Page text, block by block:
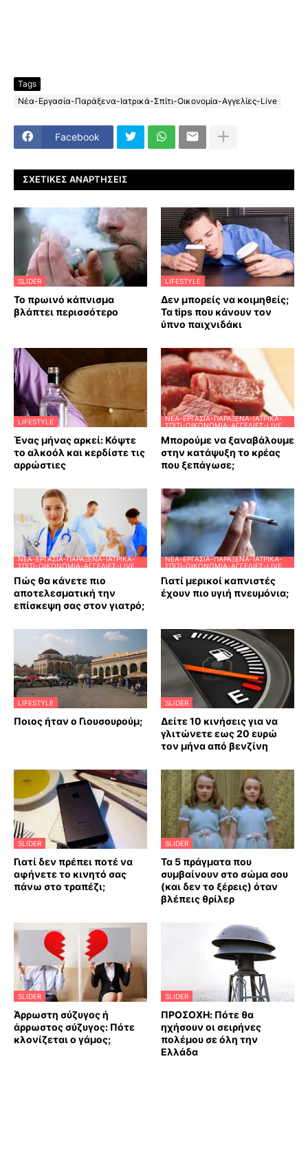
Tags
Νέα-Εργασία-Παράξενα-Ιατρικά-Σπίτι-Οικονομία-Αγγελίες-Live
Facebook
ΣΧΕΤΙΚΈΣ ΑΝΑΡΤΉΣΕΙΣ
SLIDER
Το πρωινό κάπνισμα
βλάπτει περισσότερο
LIFESTYLE
Δεν μπορείς να κοιμηθείς;
Τα tips που κάνουν τον
ύπνο παιχνιδάκι
LIFESTYLE
Ένας μήνας αρκεί: Κόψτε
το αλκοόλ και κερδίστε τις
αρρώστιες
ΝΈΑ-ΕΡΓΑΣΊΑ-ΠΑΡΆΞΕΝΑ-ΙΑΤΡΙΚΆ-
ΣΠΊΤΙ-ΟΙΚΟΝΟΜΊΑ-ΑΓΓΕΛΊΕΣ-LIVE
Μπορούμε να ξαναβάλουμε
στην κατάψυξη το κρέας
που ξεπάγωσε;
ΝΈΑ-ΕΡΓΑΣΊΑ-ΠΑΡΆΞΕΝΑ-ΙΑΤΡΙΚΆ-
ΣΠΊΤΙ-ΟΙΚΟΝΟΜΊΑ-ΑΓΓΕΛΊΕΣ-LIVE
Πώς θα κάνετε πιο
αποτελεσματική την
επίσκεψη σας στον γιατρό;
ΝΈΑ-ΕΡΓΑΣΊΑ-ΠΑΡΆΞΕΝΑ-ΙΑΤΡΙΚΆ-
ΣΠΊΤΙ-ΟΙΚΟΝΟΜΊΑ-ΑΓΓΕΛΊΕΣ-LIVE
Γιατί μερικοί καπνιστές
έχουν πιο υγιή πνευμόνια;
LIFESTYLE
Ποιος ήταν ο Γιουσουρούμ;
SLIDER
Δείτε 10 κινήσεις για να
γλιτώνετε εως 20 ευρώ
τον μήνα από βενζίνη
SLIDER
Γιατί δεν πρέπει ποτέ να
αφήνετε το κινητό σας
πάνω στο τραπέζι;
SLIDER
Τα 5 πράγματα που
συμβαίνουν στο σώμα σου
(και δεν το ξέρεις) όταν
βλέπεις θρίλερ
SLIDER
Άρρωστη σύζυγος ή
άρρωστος σύζυγος: Πότε
κλονίζεται ο γάμος;
SLIDER
ΠΡΟΣΟΧΗ: Πότε θα
ηχήσουν οι σειρήνες
πολέμου σε όλη την
Ελλάδα